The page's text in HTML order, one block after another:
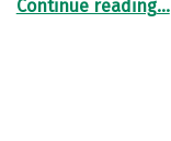
Continue reading“BadCatUSA Hot Cat 30R ヘッドアンプ 専用ハードケース”
…